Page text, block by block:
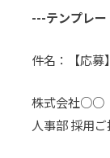
---テンプレ
件名：【応募
株式会社○○
人事部 採用ご